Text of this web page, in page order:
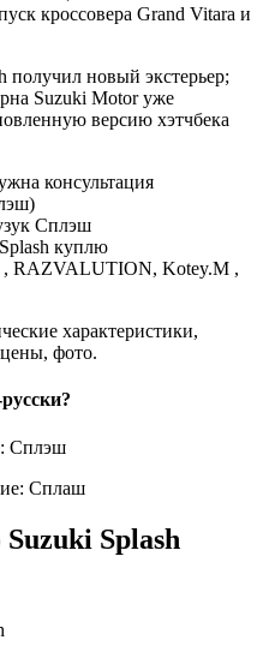
кроссовера Grand Vitara и
получил новый экстерьер;
Suzuki Motor уже
версию хэтчбека
консультация
Сплэш
куплю
RAZVALUTION, Kotey.M ,
характеристики,
фото.
Сплэш
Сплаш
Splash